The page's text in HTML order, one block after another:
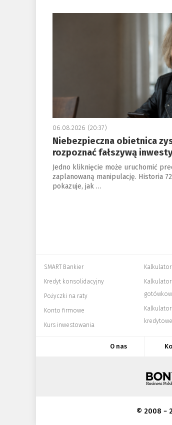
a
06.08.2026 (20:37)
Niebezpieczna obietnica
rozpoznać fałszywą
Jedno kliknięcie może uruchomić
zaplanowaną manipulację. Historia
pokazuje, jak …
SMART Bankier
Kredyt konsolidacyjny
Pożyczki na raty
Konto firmowe
Kurs inwestowania
O nas
© 2008 −